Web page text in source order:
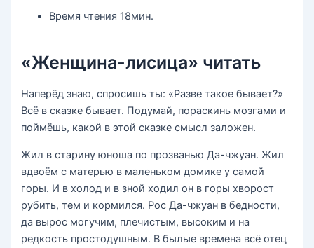
Время чтения 18мин.
«Женщина-лисица» читать
Наперёд знаю, спросишь ты: «Разве такое бывает?»
Всё в сказке бывает. Подумай, пораскинь мозгами и
поймёшь, какой в этой сказке смысл заложен.
Жил в старину юноша по прозванью Да-чжуан. Жил
вдвоём с матерью в маленьком домике у самой
горы. И в холод и в зной ходил он в горы хворост
рубить, тем и кормился. Рос Да-чжуан в бедности,
да вырос могучим, плечистым, высоким и на
редкость простодушным. В былые времена всё отец